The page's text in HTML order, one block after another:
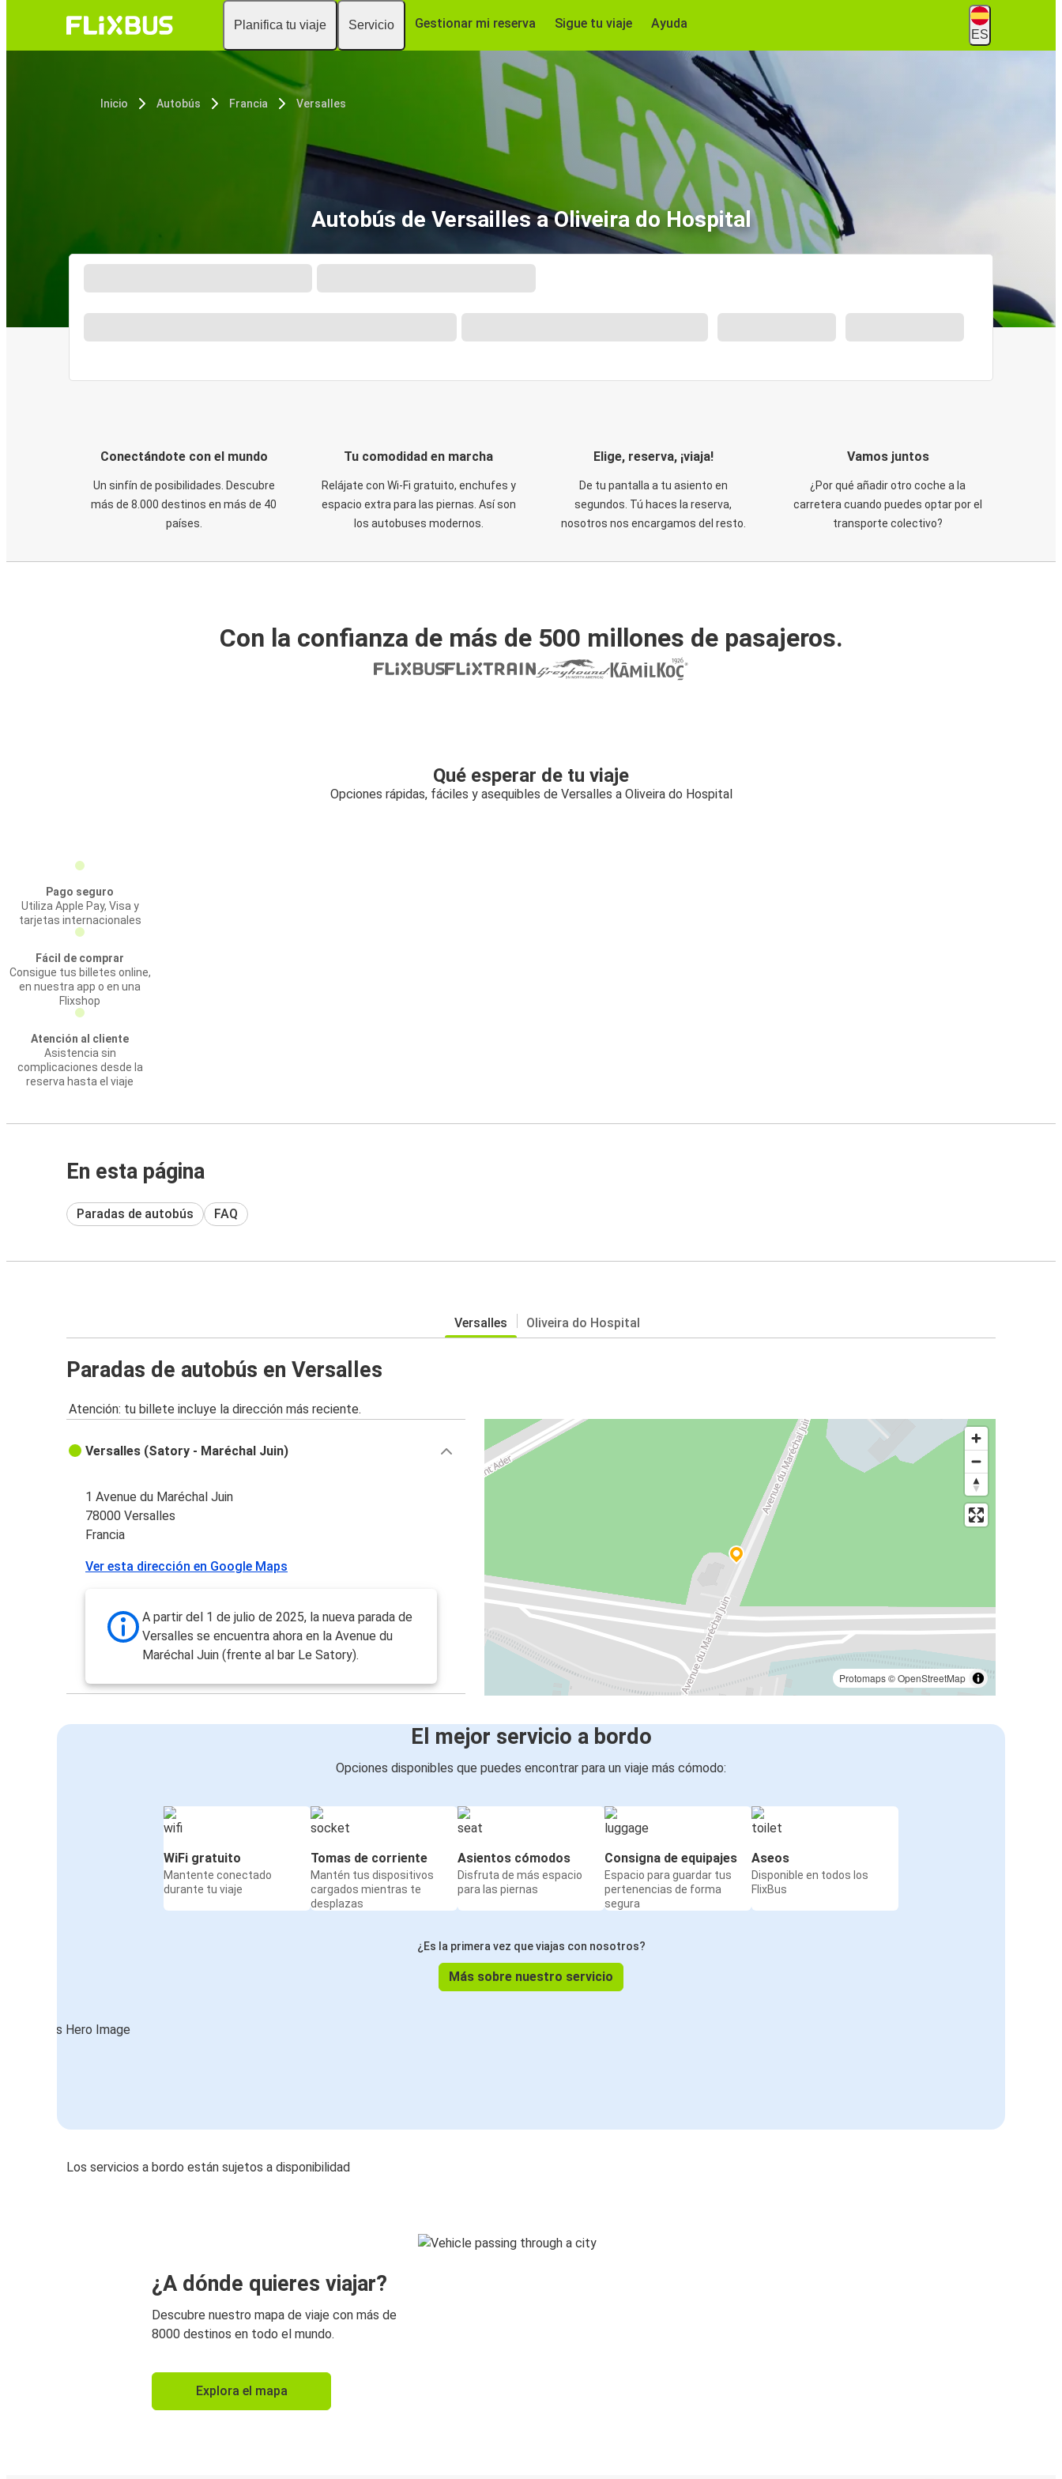
Planifica tu viaje Servicio Gestionar mi reserva Sigue tu viaje Ayuda
ES
Inicio Autobús Francia Versalles
Autobús de Versailles a Oliveira do Hospital
Conectándote con el mundo
Un sinfín de posibilidades. Descubre
más de 8.000 destinos en más de 40
países.
Tu comodidad en marcha
Relájate con Wi-Fi gratuito, enchufes y
espacio extra para las piernas. Así son
los autobuses modernos.
Elige, reserva, ¡viaja!
De tu pantalla a tu asiento en
segundos. Tú haces la reserva,
nosotros nos encargamos del resto.
Vamos juntos
¿Por qué añadir otro coche a la
carretera cuando puedes optar por el
transporte colectivo?
Con la confianza de más de 500 millones de pasajeros.
Qué esperar de tu viaje
Opciones rápidas, fáciles y asequibles de Versalles a Oliveira do Hospital
Pago seguro
Utiliza Apple Pay, Visa y
tarjetas internacionales
Fácil de comprar
Consigue tus billetes online,
en nuestra app o en una
Flixshop
Atención al cliente
Asistencia sin
complicaciones desde la
reserva hasta el viaje
En esta página
Paradas de autobús FAQ
Versalles Oliveira do Hospital
Paradas de autobús en Versalles
Atención: tu billete incluye la dirección más reciente.
Protomaps©OpenStreetMap
Versalles (Satory - Maréchal Juin)
1 Avenue du Maréchal Juin
78000 Versalles
Francia
Ver esta dirección en Google Maps
A partir del 1 de julio de 2025, la nueva parada de
Versalles se encuentra ahora en la Avenue du
Maréchal Juin (frente al bar Le Satory).
El mejor servicio a bordo
Opciones disponibles que puedes encontrar para un viaje más cómodo:
WiFi gratuito
Mantente conectado
durante tu viaje
Tomas de corriente
Mantén tus dispositivos
cargados mientras te
desplazas
Asientos cómodos
Disfruta de más espacio
para las piernas
Consigna de equipajes
Espacio para guardar tus
pertenencias de forma
segura
Aseos
Disponible en todos los
FlixBus
¿Es la primera vez que viajas con nosotros?
Más sobre nuestro servicio
Los servicios a bordo están sujetos a disponibilidad
¿A dónde quieres viajar?
Descubre nuestro mapa de viaje con más de
8000 destinos en todo el mundo.
Explora el mapa